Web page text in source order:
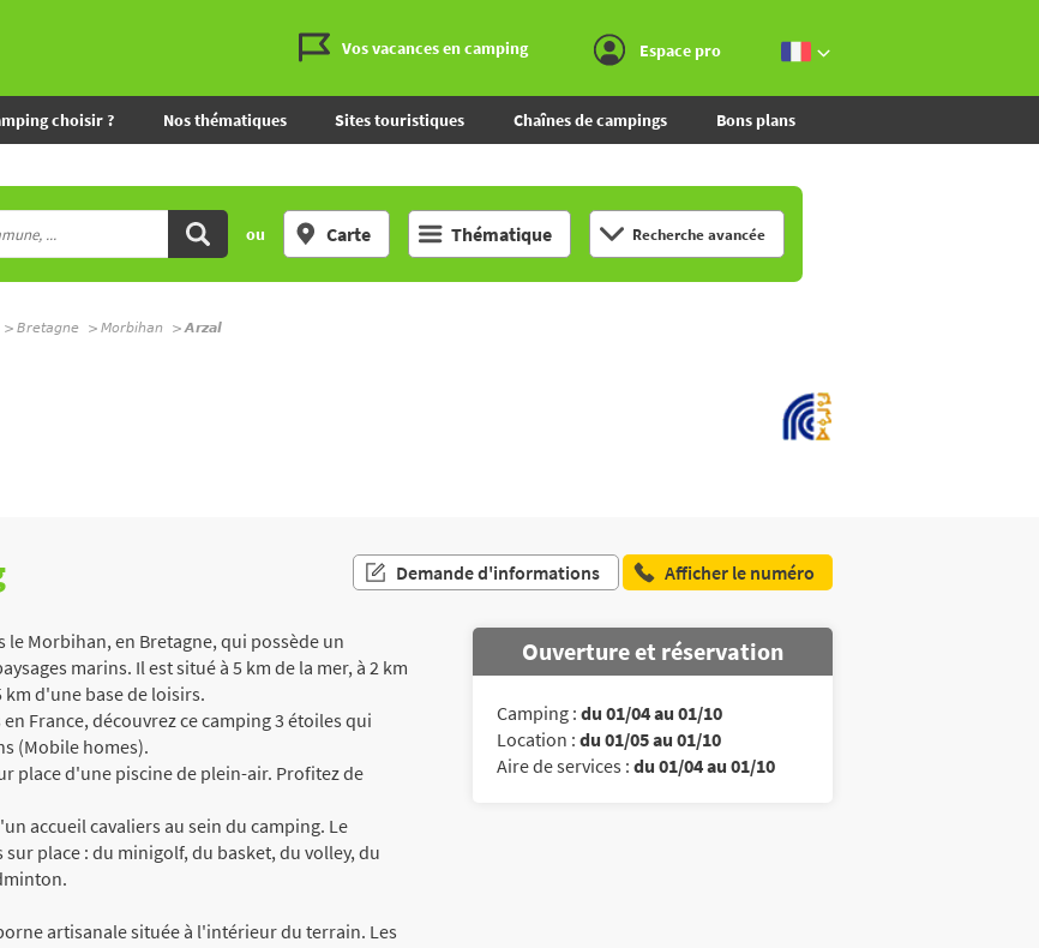
Vos vacances en camping Espace pro
choisir ? Nos thématiques Sites touristiques Chaînes de campings Bons plans
ou Carte Thématique Recherche avancée
Bretagne Morbihan Arzal
Demande d'informations Afficher le numéro
le Morbihan, en Bretagne, qui possède un
marins. Il est situé à 5 km de la mer, à 2 km
km d'une base de loisirs.
France, découvrez ce camping 3 étoiles qui
(Mobile homes).
place d'une piscine de plein-air. Profitez de
accueil cavaliers au sein du camping. Le
place : du minigolf, du basket, du volley, du
artisanale située à l'intérieur du terrain. Les
Ouverture et réservation
Camping : du 01/04 au 01/10
Location : du 01/05 au 01/10
Aire de services : du 01/04 au 01/10